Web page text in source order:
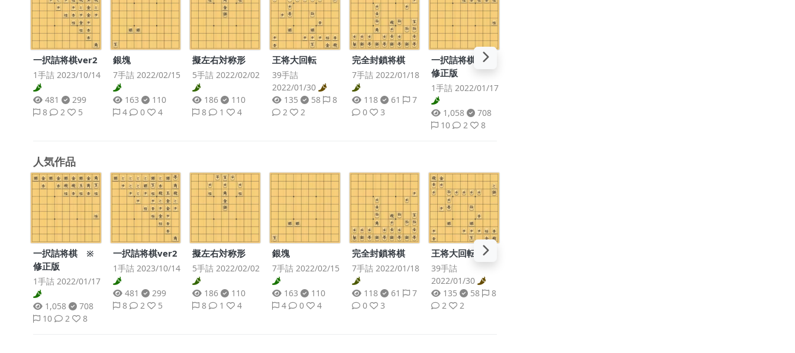
一択詰将棋ver2
1手詰 2023/10/14
481
299
8
2 5
銀塊
7手詰 2022/02/15
163
110
4
0 4
擬左右対称形
5手詰 2022/02/02
186
110
8
1 4
王将大回転
39手詰
2022/01/30
135
58
8
2
2
完全封鎖将棋
7手詰 2022/01/18
118 61
7
0
3
一択詰将棋 ※
修正版
1手詰 2022/01/17
1,058
708
10
2 8
人気作品
一択詰将棋 ※
修正版
1手詰 2022/01/17
1,058
708
10
2 8
一択詰将棋ver2
1手詰 2023/10/14
481
299
8
2 5
擬左右対称形
5手詰 2022/02/02
186
110
8
1 4
銀塊
7手詰 2022/02/15
163
110
4
0 4
完全封鎖将棋
7手詰 2022/01/18
118 61
7
0
3
王将大回転
39手詰
2022/01/30
135
58
8
2
2